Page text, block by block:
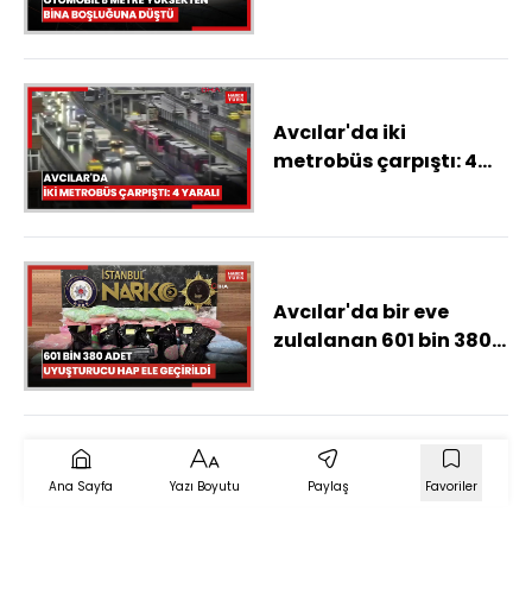
Avcılar'da iki
metrobüs çarpıştı: 4
Avcılar'da bir eve
zulalanan 601 bin 380
Ana Sayfa Yazı Boyutu Paylaş Favoriler